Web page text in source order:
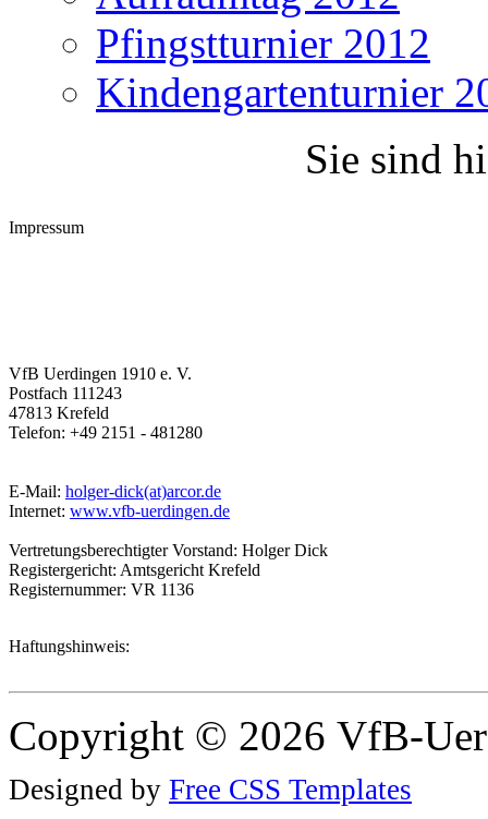
Pfingstturnier 2012
Kindengartenturnier
Sie sind
Impressum
VfB Uerdingen 1910 e. V.
Postfach 111243
47813 Krefeld
Telefon: +49 2151 - 481280
E-Mail: holger-dick(at)arcor.de
Internet: www.vfb-uerdingen.de
Vertretungsberechtigter Vorstand: Holger Dick
Registergericht: Amtsgericht Krefeld
Registernummer: VR 1136
Haftungshinweis:
Copyright © 2026 VfB-
Designed by Free CSS Templates